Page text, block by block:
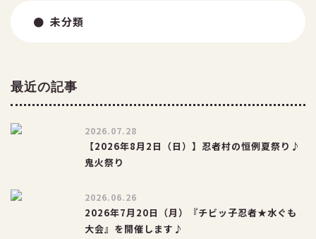
未分類
最近の記事
2026.07.28
【2026年8月2日（日）】忍者村の恒例夏祭り♪
鬼火祭り
2026.06.26
2026年7月20日（月）『チビッ子忍者★水ぐも
大会』を開催します♪